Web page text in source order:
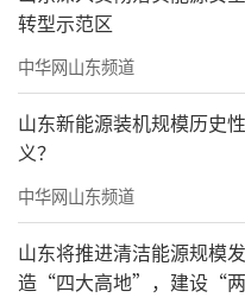
▲ETC无感支付
在城市公共事业
团打造智慧照明场景
控制系统平台，以
明、安防监控、广
布等多功能于一体
转型示范区
中华网山东频道
山东新能源装机规模历史
义？
中华网山东频道
山东将推进清洁能源规模
造“四大高地”，建设“两